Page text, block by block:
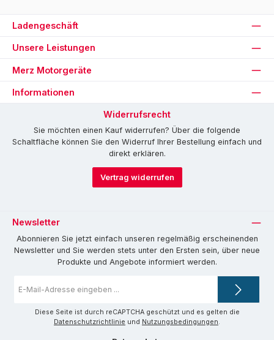
Ladengeschäft
Unsere Leistungen
Merz Motorgeräte
Informationen
Widerrufsrecht
Sie möchten einen Kauf widerrufen? Über die folgende
Schaltfläche können Sie den Widerruf Ihrer Bestellung einfach und
direkt erklären.
Vertrag widerrufen
Newsletter
Abonnieren Sie jetzt einfach unseren regelmäßig erscheinenden
Newsletter und Sie werden stets unter den Ersten sein, über neue
Produkte und Angebote informiert werden.
Mail-
Diese Seite ist durch reCAPTCHA geschützt und es gelten die
Datenschutzrichtlinie und Nutzungsbedingungen.